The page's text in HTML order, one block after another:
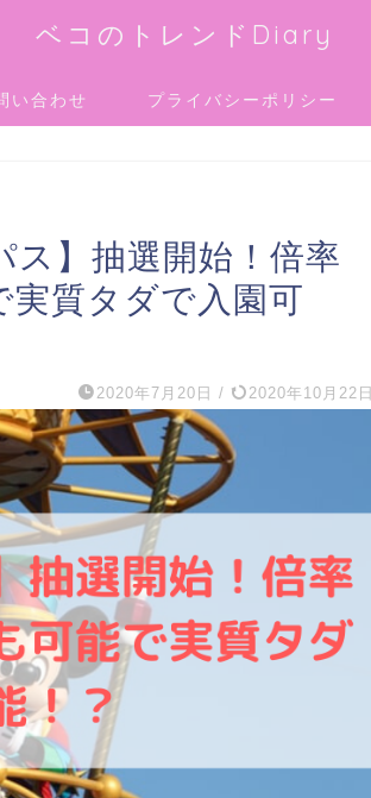
ベコのトレンドDiary
い合わせ プライバシーポリシー
ス】抽選開始！倍率
質タダで入園可
2020年7月20日 / 2020年10月22日